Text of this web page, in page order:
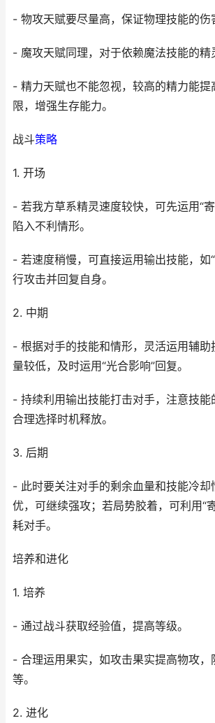
- 物攻天赋要尽量高，保证物理技能的伤
- 魔攻天赋同理，对于依赖魔法技能的精
- 精力天赋也不能忽视，较高的精力能提
限，增强生存能力。
战斗策略
1. 开场
- 若我方草系精灵速度较快，可先运用“
陷入不利情形。
- 若速度稍慢，可直接运用输出技能，如
行攻击并回复自身。
2. 中期
- 根据对手的技能和情形，灵活运用辅助
量较低，及时运用“光合影响”回复。
- 持续利用输出技能打击对手，注意技能
合理选择时机释放。
3. 后期
- 此时要关注对手的剩余血量和技能冷却
优，可继续强攻；若局势胶着，可利用“
耗对手。
培养和进化
1. 培养
- 通过战斗获取经验值，提高等级。
- 合理运用果实，如攻击果实提高物攻，
等。
2. 进化